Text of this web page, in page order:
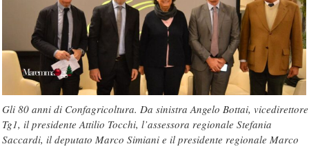
Gli 80 anni di Confagricoltura. Da sinistra Angelo Bottai, vicedirettore
Tg1, il presidente Attilio Tocchi, l’assessora regionale Stefania
Saccardi, il deputato Marco Simiani e il presidente regionale Marco